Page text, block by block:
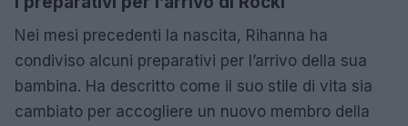
Nei mesi precedenti la nascita, Rihanna ha
condiviso alcuni preparativi per l’arrivo della sua
bambina. Ha descritto come il suo stile di vita sia
cambiato per accogliere un nuovo membro della